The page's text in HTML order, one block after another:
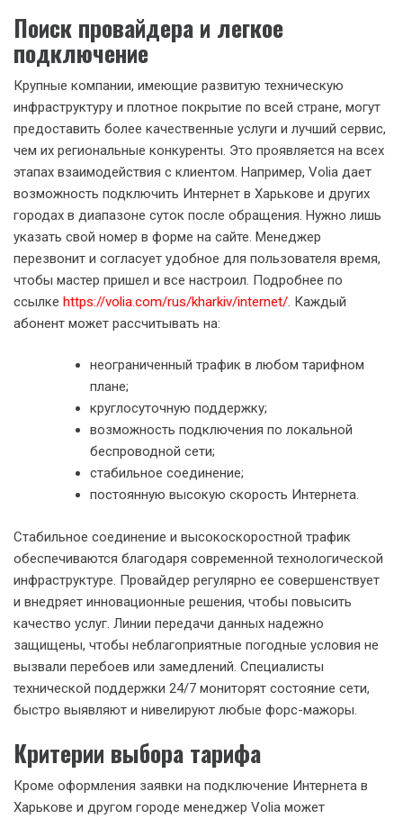
Поиск провайдера и легкое
подключение
Крупные компании, имеющие развитую техническую
инфраструктуру и плотное покрытие по всей стране, могут
предоставить более качественные услуги и лучший сервис,
чем их региональные конкуренты. Это проявляется на всех
этапах взаимодействия с клиентом. Например, Volia дает
возможность подключить Интернет в Харькове и других
городах в диапазоне суток после обращения. Нужно лишь
указать свой номер в форме на сайте. Менеджер
перезвонит и согласует удобное для пользователя время,
чтобы мастер пришел и все настроил. Подробнее по
ссылке https://volia.com/rus/kharkiv/internet/ . Каждый
абонент может рассчитывать на:
неограниченный трафик в любом тарифном
плане;
круглосуточную поддержку;
возможность подключения по локальной
беспроводной сети;
стабильное соединение;
постоянную высокую скорость Интернета.
Стабильное соединение и высокоскоростной трафик
обеспечиваются благодаря современной технологической
инфраструктуре. Провайдер регулярно ее совершенствует
и внедряет инновационные решения, чтобы повысить
качество услуг. Линии передачи данных надежно
защищены, чтобы неблагоприятные погодные условия не
вызвали перебоев или замедлений. Специалисты
технической поддержки 24/7 мониторят состояние сети,
быстро выявляют и нивелируют любые форс-мажоры.
Критерии выбора тарифа
Кроме оформления заявки на подключение Интернета в
Харькове и другом городе менеджер Volia может